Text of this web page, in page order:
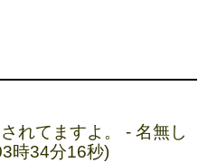
れてますよ。 - 名無し
時34分16秒)